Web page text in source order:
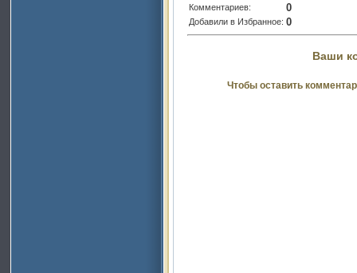
Комментариев: 0
Добавили в Избранное: 0
Ваши
Чтобы оставить